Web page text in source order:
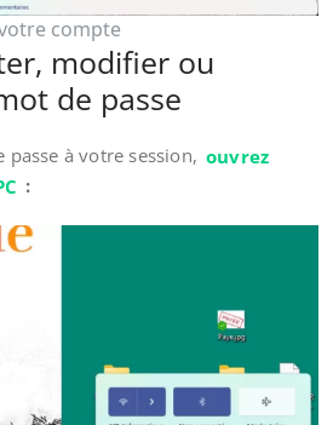
compte
ou
de passe
à votre session, ouvrez
: